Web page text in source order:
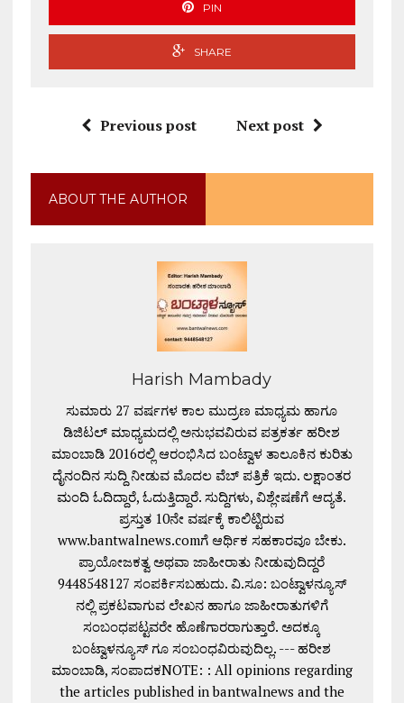
PIN
SHARE
Previous post Next post
ABOUT THE AUTHOR
Harish Mambady
ಸುಮಾರು 27 ವರ್ಷಗಳ ಕಾಲ ಮುದ್ರಣ ಮಾಧ್ಯಮ ಹಾಗೂ
ಡಿಜಿಟಲ್ ಮಾಧ್ಯಮದಲ್ಲಿ ಅನುಭವವಿರುವ ಪತ್ರಕರ್ತ ಹರೀಶ
ಮಾಂಬಾಡಿ 2016ರಲ್ಲಿ ಆರಂಭಿಸಿದ ಬಂಟ್ವಾಳ ತಾಲೂಕಿನ ಕುರಿತು
ದೈನಂದಿನ ಸುದ್ದಿ ನೀಡುವ ಮೊದಲ ವೆಬ್ ಪತ್ರಿಕೆ ಇದು. ಲಕ್ಷಾಂತರ
ಮಂದಿ ಓದಿದ್ದಾರೆ, ಓದುತ್ತಿದ್ದಾರೆ. ಸುದ್ದಿಗಳು, ವಿಶ್ಲೇಷಣೆಗೆ ಆದ್ಯತೆ.
ಪ್ರಸ್ತುತ 10ನೇ ವರ್ಷಕ್ಕೆ ಕಾಲಿಟ್ಟಿರುವ
www.bantwalnews.comಗೆ ಆರ್ಥಿಕ ಸಹಕಾರವೂ ಬೇಕು.
ಪ್ರಾಯೋಜಕತ್ವ ಅಥವಾ ಜಾಹೀರಾತು ನೀಡುವುದಿದ್ದರೆ
9448548127 ಸಂಪರ್ಕಿಸಬಹುದು. ವಿ.ಸೂ: ಬಂಟ್ವಾಳನ್ಯೂಸ್
ನಲ್ಲಿ ಪ್ರಕಟವಾಗುವ ಲೇಖನ ಹಾಗೂ ಜಾಹೀರಾತುಗಳಿಗೆ
ಸಂಬಂಧಪಟ್ಟವರೇ ಹೊಣೆಗಾರರಾಗುತ್ತಾರೆ. ಅದಕ್ಕೂ
ಬಂಟ್ವಾಳನ್ಯೂಸ್ ಗೂ ಸಂಬಂಧವಿರುವುದಿಲ್ಲ. --- ಹರೀಶ
ಮಾಂಬಾಡಿ, ಸಂಪಾದಕNOTE: : All opinions regarding
the articles published in bantwalnews and the